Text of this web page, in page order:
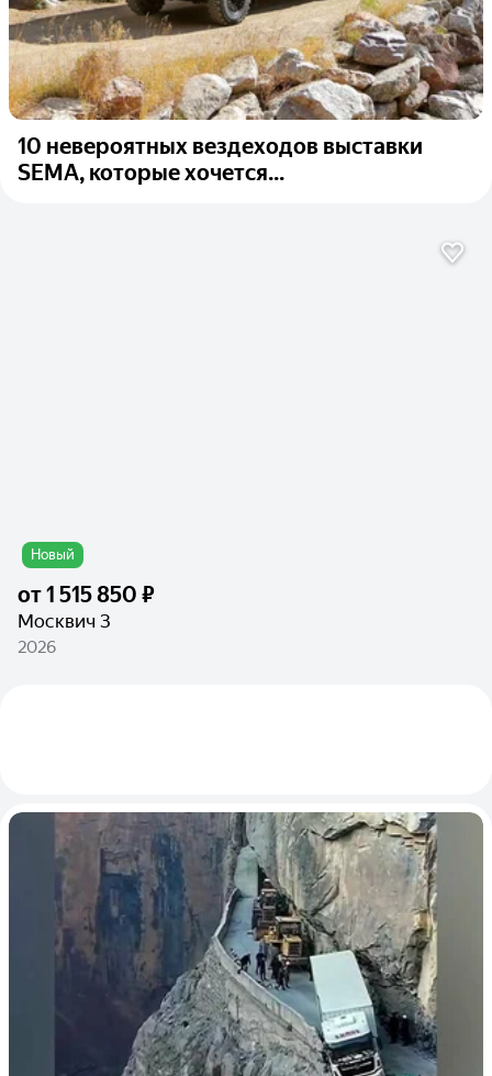
10 невероятных вездеходов выставки
SEMA, которые хочется...
Новый
от1 515 850 ₽
Москвич 3
2026